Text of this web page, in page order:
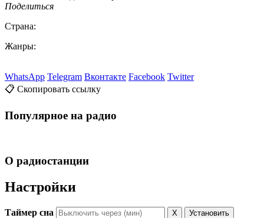
Поделиться
Страна:
Жанры:
WhatsApp Telegram Вконтакте Facebook Twitter
📋 Скопировать ссылку
Популярное на радио
О радиостанции
Настройки
Таймер сна X Установить